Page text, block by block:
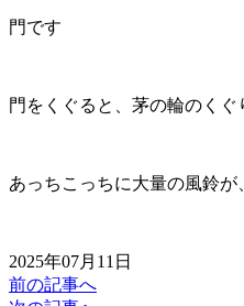
門です
門をくぐると、茅の輪のくぐ
あっちこっちに大量の風鈴が
2025年07月11日
前の記事へ